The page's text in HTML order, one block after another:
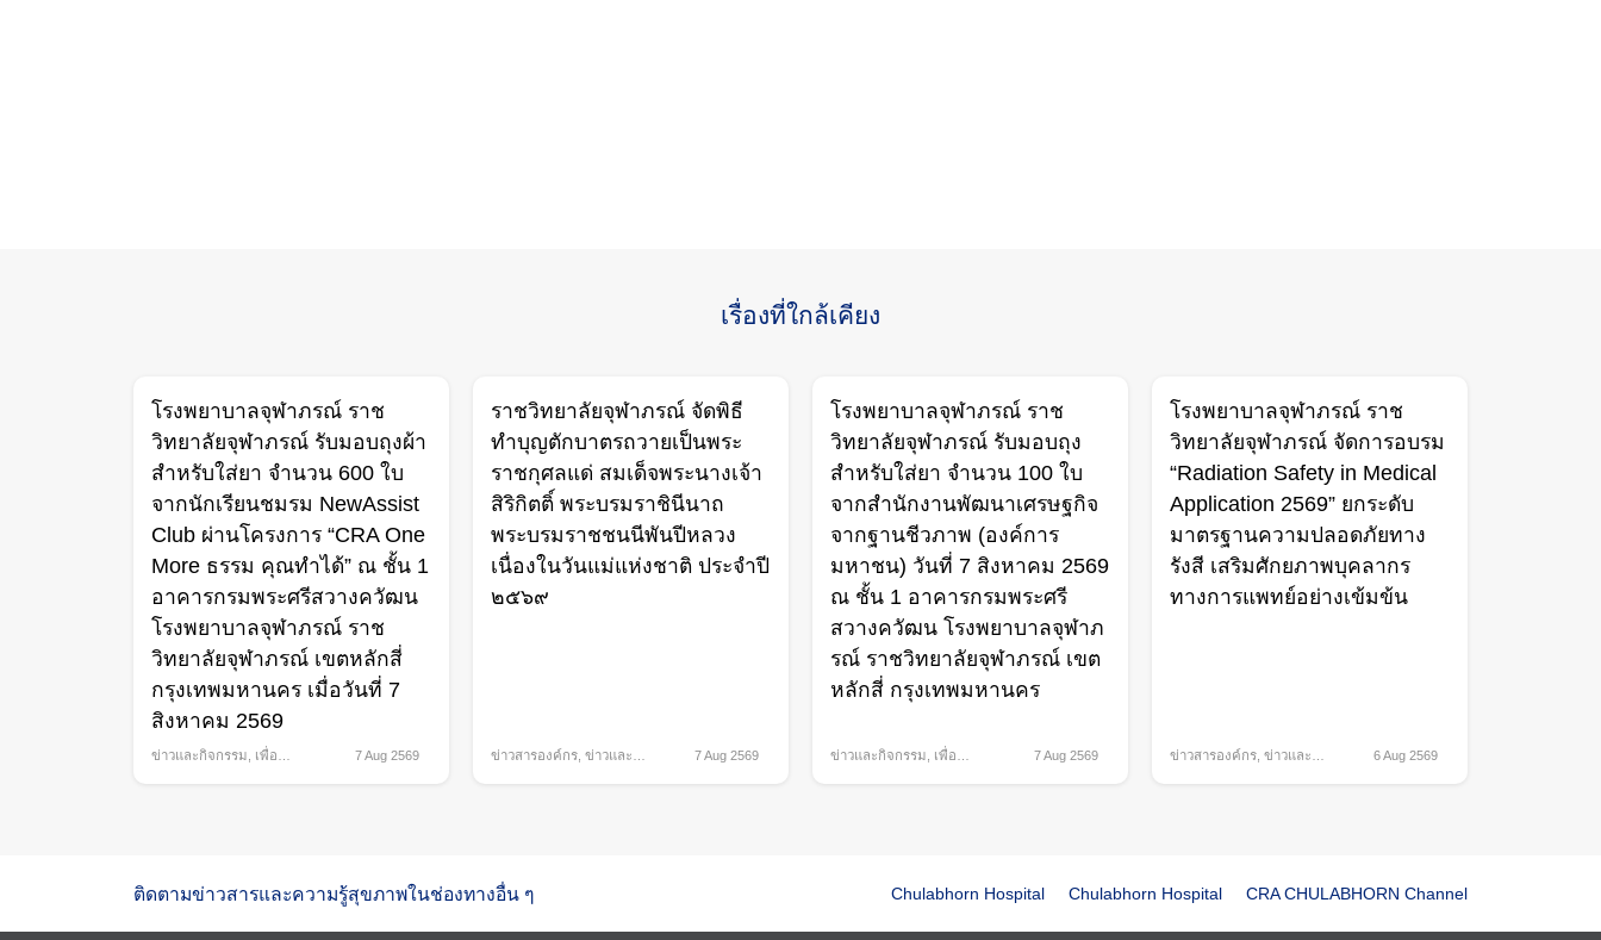
เรื่องที่ใกล้เคียง
โรงพยาบาลจุฬาภรณ์ ราช
วิทยาลัยจุฬาภรณ์ รับมอบถุงผ้า
สำหรับใส่ยา จำนวน 600 ใบ
จากนักเรียนชมรม NewAssist
Club ผ่านโครงการ “CRA One
More ธรรม คุณทำได้” ณ ชั้น 1
อาคารกรมพระศรีสวางควัฒน
โรงพยาบาลจุฬาภรณ์ ราช
วิทยาลัยจุฬาภรณ์ เขตหลักสี่
กรุงเทพมหานคร เมื่อวันที่ 7
สิงหาคม 2569
ข่าวและกิจกรรม, เพื่อ
7 Aug 2569
ราชวิทยาลัยจุฬาภรณ์ จัดพิธี
ทำบุญตักบาตรถวายเป็นพระ
ราชกุศลแด่ สมเด็จพระนางเจ้า
สิริกิตติ์ พระบรมราชินีนาถ
พระบรมราชชนนีพันปีหลวง
เนื่องในวันแม่แห่งชาติ ประจำปี
๒๕๖๙
ข่าวสารองค์กร, ข่าวและ
7 Aug 2569
โรงพยาบาลจุฬาภรณ์ ราช
วิทยาลัยจุฬาภรณ์ รับมอบถุง
สำหรับใส่ยา จำนวน 100 ใบ
จากสำนักงานพัฒนาเศรษฐกิจ
จากฐานชีวภาพ (องค์การ
มหาชน) วันที่ 7 สิงหาคม 2569
ณ ชั้น 1 อาคารกรมพระศรี
สวางควัฒน โรงพยาบาลจุฬาภ
รณ์ ราชวิทยาลัยจุฬาภรณ์ เขต
หลักสี่ กรุงเทพมหานคร
ข่าวและกิจกรรม, เพื่อ
7 Aug 2569
โรงพยาบาลจุฬาภรณ์ ราช
วิทยาลัยจุฬาภรณ์ จัดการอบรม
“Radiation Safety in Medical
Application 2569” ยกระดับ
มาตรฐานความปลอดภัยทาง
รังสี เสริมศักยภาพบุคลากร
ทางการแพทย์อย่างเข้มข้น
ข่าวสารองค์กร, ข่าวและ
6 Aug 2569
ติดตามข่าวสารและความรู้สุขภาพในช่องทางอื่น ๆ Chulabhorn Hospital Chulabhorn Hospital CRA CHULABHORN Channel